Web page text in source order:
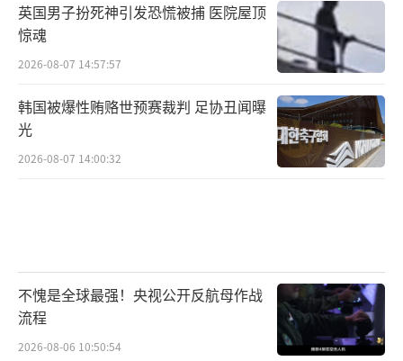
英国男子扮死神引发恐慌被捕 医院屋顶
惊魂
2026-08-07 14:57:57
韩国被爆性贿赂世预赛裁判 足协丑闻曝
光
2026-08-07 14:00:32
不愧是全球最强！央视公开反航母作战
流程
2026-08-06 10:50:54